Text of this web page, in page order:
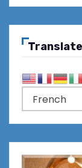
Translate